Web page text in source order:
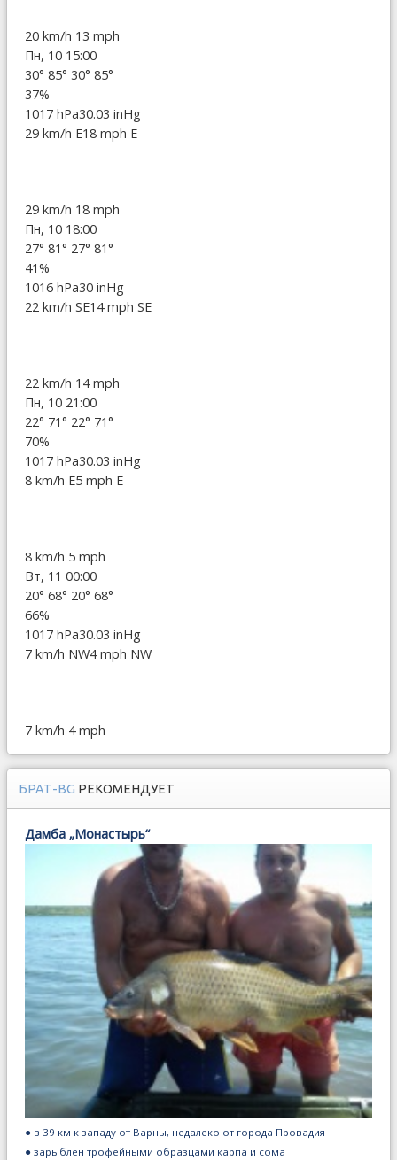
20 km/h 13 mph
Пн, 10 15:00
30° 85° 30° 85°
37%
1017 hPa30.03 inHg
29 km/h E18 mph E
29 km/h 18 mph
Пн, 10 18:00
27° 81° 27° 81°
41%
1016 hPa30 inHg
22 km/h SE14 mph SE
22 km/h 14 mph
Пн, 10 21:00
22° 71° 22° 71°
70%
1017 hPa30.03 inHg
8 km/h E5 mph E
8 km/h 5 mph
Вт, 11 00:00
20° 68° 20° 68°
66%
1017 hPa30.03 inHg
7 km/h NW4 mph NW
7 km/h 4 mph
БРАТ-BG РЕКОМЕНДУЕТ
Дамба „Монастырь“
● в 39 км к западу от Варны, недалеко от города Провадия
● зарыблен трофейными образцами карпа и сома